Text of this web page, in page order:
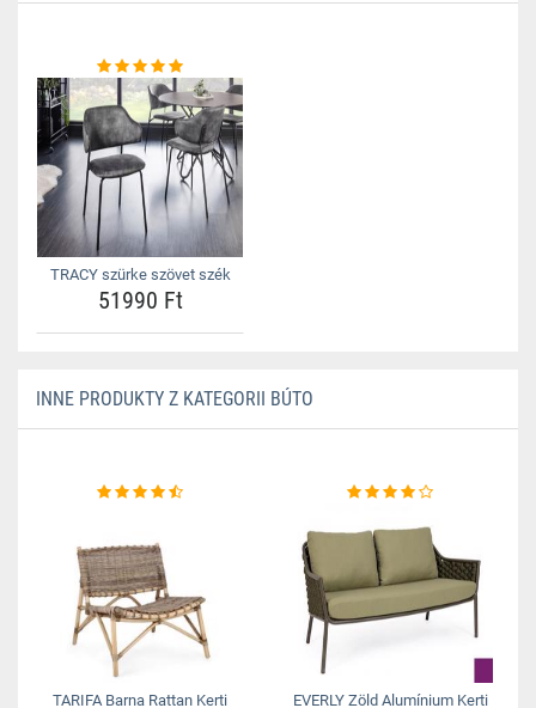
TRACY szürke szövet szék
51990 Ft
INNE PRODUKTY Z KATEGORII BÚTO
TARIFA Barna Rattan Kerti EVERLY Zöld Alumínium Kerti